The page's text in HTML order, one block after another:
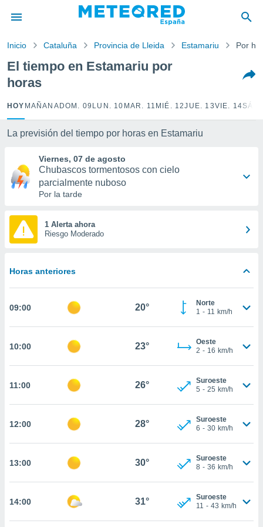
por
para
la
calidad.
a este
las
y
forma
contenido
coste.
botón
a la
la
ya sean
en
perfil
ACEPTAR
CONTINUAR
Inicio Cataluña Provincia de Lleida Estamariu Por
El tiempo en Estamariu por
horas
HOY MAÑANA DOM. 09 LUN. 10 MAR. 11 MIÉ. 12JUE. 13VIE. 14
La previsión del tiempo por horas en Estamariu
Viernes, 07 de agosto
Chubascos tormentosos con cielo
parcialmente nuboso
Por la tarde
1 Alerta ahora
Riesgo Moderado
Horas anteriores
09:00 20°
Norte
1 - 11 km/h
10:00 23°
Oeste
2 - 16 km/h
11:00 26°
Suroeste
5 - 25 km/h
12:00 28°
Suroeste
6 - 30 km/h
13:00 30°
Suroeste
8 - 36 km/h
14:00 31°
Suroeste
11 - 43 km/h